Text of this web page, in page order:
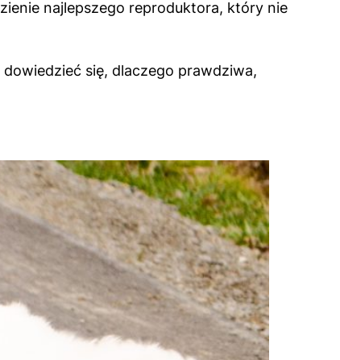
najlepszego reproduktora, który nie
się, dlaczego prawdziwa,